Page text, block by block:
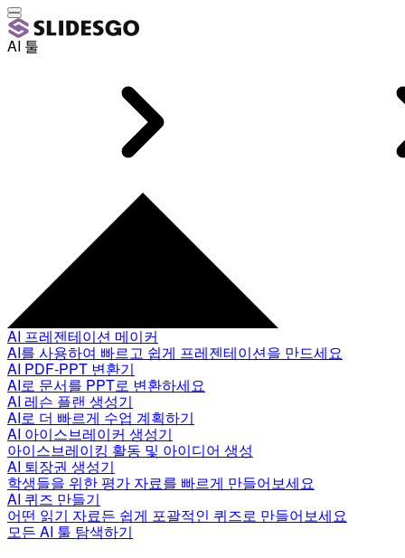
AI 툴
AI 프레젠테이션 메이커
AI를 사용하여 빠르고 쉽게 프레젠테이션을 만드세요
AI PDF-PPT 변환기
AI로 문서를 PPT로 변환하세요
AI 레슨 플랜 생성기
AI로 더 빠르게 수업 계획하기
AI 아이스브레이커 생성기
아이스브레이킹 활동 및 아이디어 생성
AI 퇴장권 생성기
학생들을 위한 평가 자료를 빠르게 만들어보세요
AI 퀴즈 만들기
어떤 읽기 자료든 쉽게 포괄적인 퀴즈로 만들어보세요
모든 AI 툴 탐색하기